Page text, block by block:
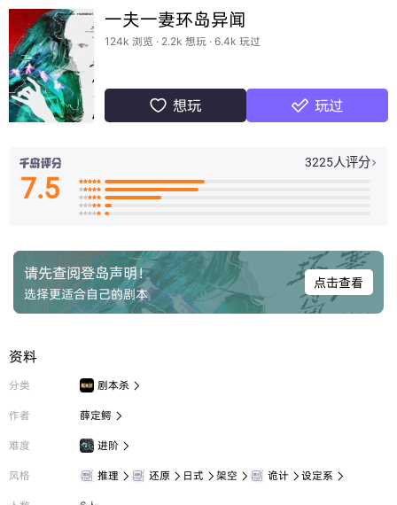
一夫一妻环岛异闻
124k 浏览 · 2.2k 想玩 · 6.4k 玩过
 想玩  玩过
3225人评分 
7.5 




请先查阅登岛声明！
选择更适合自己的剧本
点击查看
资料
分类 剧本杀 
作者 薛定鳄 
难度 进阶 
风格 推理  还原  日式  架空  诡计  设定系 